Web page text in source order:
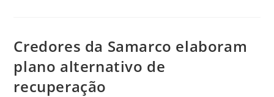
Credores da Samarco elaboram
plano alternativo de
recuperação